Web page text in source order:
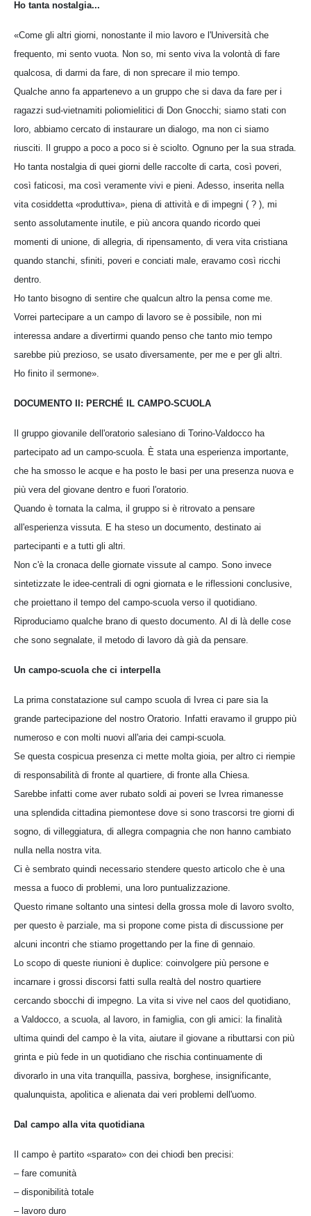
Ho tanta nostalgia...
«Come gli altri giorni, nonostante il mio lavoro e l'Università che
frequento, mi sento vuota. Non so, mi sento viva la volontà di fare
qualcosa, di darmi da fare, di non sprecare il mio tempo.
Qualche anno fa appartenevo a un gruppo che si dava da fare per i
ragazzi sud-vietnamiti poliomielitici di Don Gnocchi; siamo stati con
loro, abbiamo cercato di instaurare un dialogo, ma non ci siamo
riusciti. Il gruppo a poco a poco si è sciolto. Ognuno per la sua strada.
Ho tanta nostalgia di quei giorni delle raccolte di carta, così poveri,
così faticosi, ma così veramente vivi e pieni. Adesso, inserita nella
vita cosiddetta «produttiva», piena di attività e di impegni ( ? ), mi
sento assolutamente inutile, e più ancora quando ricordo quei
momenti di unione, di allegria, di ripensamento, di vera vita cristiana
quando stanchi, sfiniti, poveri e conciati male, eravamo così ricchi
dentro.
Ho tanto bisogno di sentire che qualcun altro la pensa come me.
Vorrei partecipare a un campo di lavoro se è possibile, non mi
interessa andare a divertirmi quando penso che tanto mio tempo
sarebbe più prezioso, se usato diversamente, per me e per gli altri.
Ho finito il sermone».
DOCUMENTO II: PERCHÉ IL CAMPO-SCUOLA
Il gruppo giovanile dell'oratorio salesiano di Torino-Valdocco ha
partecipato ad un campo-scuola. È stata una esperienza importante,
che ha smosso le acque e ha posto le basi per una presenza nuova e
più vera del giovane dentro e fuori l'oratorio.
Quando è tornata la calma, il gruppo si è ritrovato a pensare
all'esperienza vissuta. E ha steso un documento, destinato ai
partecipanti e a tutti gli altri.
Non c'è la cronaca delle giornate vissute al campo. Sono invece
sintetizzate le idee-centrali di ogni giornata e le riflessioni conclusive,
che proiettano il tempo del campo-scuola verso il quotidiano.
Riproduciamo qualche brano di questo documento. Al di là delle cose
che sono segnalate, il metodo di lavoro dà già da pensare.
Un campo-scuola che ci interpella
La prima constatazione sul campo scuola di Ivrea ci pare sia la
grande partecipazione del nostro Oratorio. Infatti eravamo il gruppo più
numeroso e con molti nuovi all'aria dei campi-scuola.
Se questa cospicua presenza ci mette molta gioia, per altro ci riempie
di responsabilità di fronte al quartiere, di fronte alla Chiesa.
Sarebbe infatti come aver rubato soldi ai poveri se Ivrea rimanesse
una splendida cittadina piemontese dove si sono trascorsi tre giorni di
sogno, di villeggiatura, di allegra compagnia che non hanno cambiato
nulla nella nostra vita.
Ci è sembrato quindi necessario stendere questo articolo che è una
messa a fuoco di problemi, una loro puntualizzazione.
Questo rimane soltanto una sintesi della grossa mole di lavoro svolto,
per questo è parziale, ma si propone come pista di discussione per
alcuni incontri che stiamo progettando per la fine di gennaio.
Lo scopo di queste riunioni è duplice: coinvolgere più persone e
incarnare i grossi discorsi fatti sulla realtà del nostro quartiere
cercando sbocchi di impegno. La vita si vive nel caos del quotidiano,
a Valdocco, a scuola, al lavoro, in famiglia, con gli amici: la finalità
ultima quindi del campo è la vita, aiutare il giovane a ributtarsi con più
grinta e più fede in un quotidiano che rischia continuamente di
divorarlo in una vita tranquilla, passiva, borghese, insignificante,
qualunquista, apolitica e alienata dai veri problemi dell'uomo.
Dal campo alla vita quotidiana
Il campo è partito «sparato» con dei chiodi ben precisi:
– fare comunità
– disponibilità totale
– lavoro duro